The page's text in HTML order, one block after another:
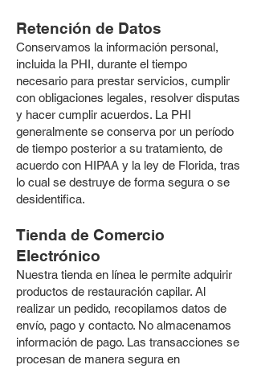
Retención de Datos
Conservamos la información personal,
incluida la PHI, durante el tiempo
necesario para prestar servicios, cumplir
con obligaciones legales, resolver disputas
y hacer cumplir acuerdos. La PHI
generalmente se conserva por un período
de tiempo posterior a su tratamiento, de
acuerdo con HIPAA y la ley de Florida, tras
lo cual se destruye de forma segura o se
desidentifica.
Tienda de Comercio
Electrónico
Nuestra tienda en línea le permite adquirir
productos de restauración capilar. Al
realizar un pedido, recopilamos datos de
envío, pago y contacto. No almacenamos
información de pago. Las transacciones se
procesan de manera segura en